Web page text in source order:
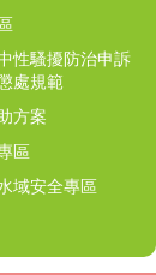
性騷擾防治申訴
處規範
方案
區
域安全專區